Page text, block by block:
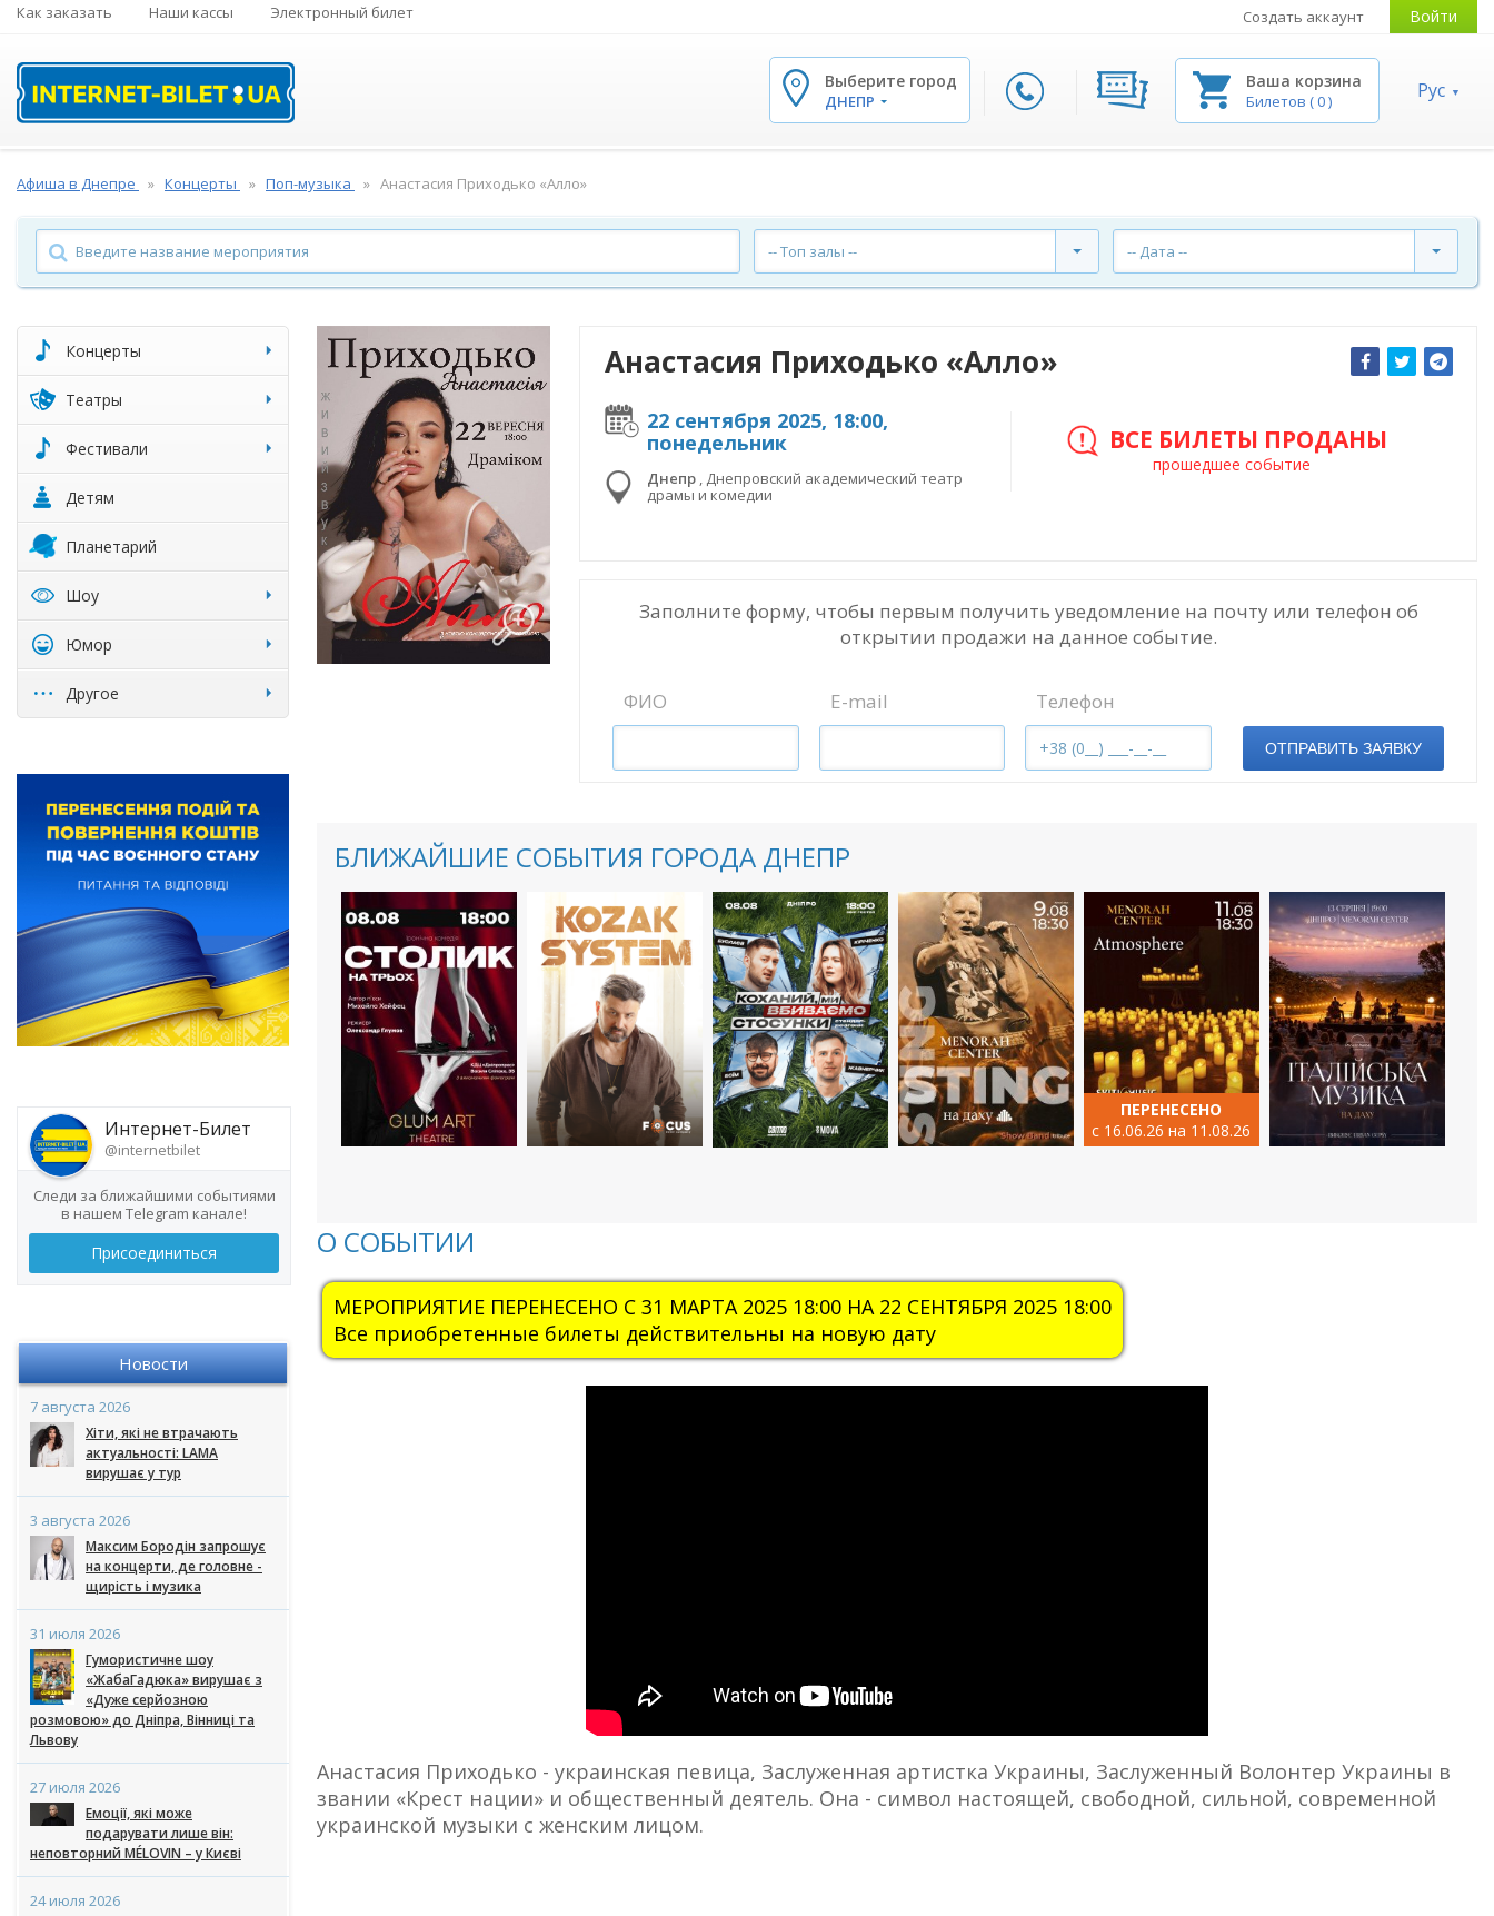
Как заказать Наши кассы Электронный билет Создать аккаунт Войти
Выберите город
ДНЕПР
Ваша корзина
Билетов (0) Рус
Афиша в Днепре Концерты Поп-музыка Анастасия Приходько «Алло»
-- Топ залы -- -- Дата --
Концерты
Театры
Фестивали
Детям
Планетарий
Шоу
Юмор
Другое
Интернет-Билет
@internetbilet
Следи за ближайшими событиями
в нашем Telegram канале!
Присоединиться
Новости
7 августа 2026
Хіти, які не втрачають
актуальності: LAMA
вирушає у тур
3 августа 2026
Максим Бородін запрошує
на концерти, де головне -
щирість і музика
31 июля 2026
Гумористичне шоу
«ЖабаГадюка» вирушає з
«Дуже серйозною
розмовою» до Дніпра, Вінниці та
Львову
27 июля 2026
Емоції, які може
подарувати лише він:
неповторний MÉLOVIN – у Києві
24 июля 2026
Анастасия Приходько «Алло»
22 сентября 2025, 18:00,
понедельник
Днепр
Днепровский академический театр
драмы и комедии
ВСЕ БИЛЕТЫ ПРОДАНЫ
прошедшее событие
Заполните форму, чтобы первым получить уведомление на почту или телефон об
открытии продажи на данное событие.
ФИО E-mail Телефон
ОТПРАВИТЬ ЗАЯВКУ
БЛИЖАЙШИЕ СОБЫТИЯ ГОРОДА ДНЕПР
ПЕРЕНЕСЕНО
с 16.06.26 на 11.08.26
О СОБЫТИИ
МЕРОПРИЯТИЕ ПЕРЕНЕСЕНО С 31 МАРТА 2025 18:00 НА 22 СЕНТЯБРЯ 2025 18:00
Все приобретенные билеты действительны на новую дату
Анастасия Приходько - украинская певица, Заслуженная артистка Украины, Заслуженный Волонтер Украины в
звании «Крест нации» и общественный деятель. Она - символ настоящей, свободной, сильной, современной
украинской музыки с женским лицом.